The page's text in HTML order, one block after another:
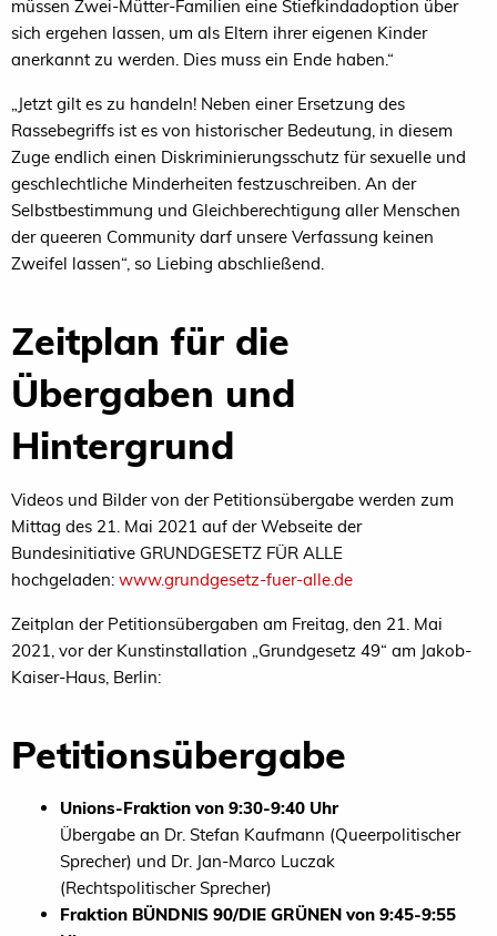
müssen Zwei-Mütter-Familien eine Stiefkindadoption über
sich ergehen lassen, um als Eltern ihrer eigenen Kinder
anerkannt zu werden. Dies muss ein Ende haben.“
„Jetzt gilt es zu handeln! Neben einer Ersetzung des
Rassebegriffs ist es von historischer Bedeutung, in diesem
Zuge endlich einen Diskriminierungsschutz für sexuelle und
geschlechtliche Minderheiten festzuschreiben. An der
Selbstbestimmung und Gleichberechtigung aller Menschen
der queeren Community darf unsere Verfassung keinen
Zweifel lassen“, so Liebing abschließend.
Zeitplan für die
Übergaben und
Hintergrund
Videos und Bilder von der Petitionsübergabe werden zum
Mittag des 21. Mai 2021 auf der Webseite der
Bundesinitiative GRUNDGESETZ FÜR ALLE
hochgeladen: www.grundgesetz-fuer-alle.de
Zeitplan der Petitionsübergaben am Freitag, den 21. Mai
2021, vor der Kunstinstallation „Grundgesetz 49“ am Jakob-
Kaiser-Haus, Berlin:
Petitionsübergabe
Unions-Fraktion von 9:30-9:40 Uhr
Übergabe an Dr. Stefan Kaufmann (Queerpolitischer
Sprecher) und Dr. Jan-Marco Luczak
(Rechtspolitischer Sprecher)
Fraktion BÜNDNIS 90/DIE GRÜNEN von 9:45-9:55